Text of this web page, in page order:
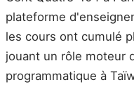
plateforme
les cours ont cumulé
jouant un rôle moteur
programmatique à